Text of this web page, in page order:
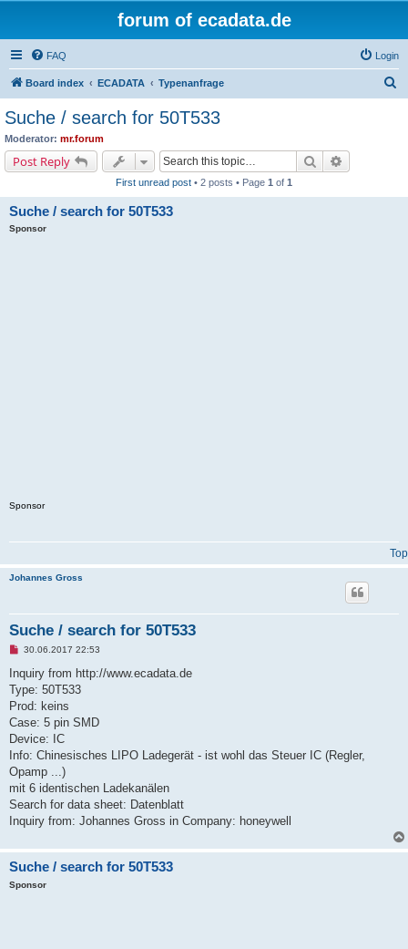
forum of ecadata.de
FAQ Login
Board index ECADATA Typenanfrage
Suche / search for 50T533
Moderator: mr.forum
Post Reply Search
First unread post • 2 posts • Page 1 of 1
Suche / search for 50T533
Sponsor
Sponsor
Top
Johannes Gross
Suche / search for 50T533
U
r
e
a
d
o
s
30.06.2017 22:53
Inquiry from http://www.ecadata.de
Type: 50T533
Prod: keins
Case: 5 pin SMD
Device: IC
Info: Chinesisches LIPO Ladegerät - ist wohl das Steuer IC (Regler,
Opamp ...)
mit 6 identischen Ladekanälen
Search for data sheet: Datenblatt
Inquiry from: Johannes Gross in Company: honeywell
Suche / search for 50T533
Sponsor